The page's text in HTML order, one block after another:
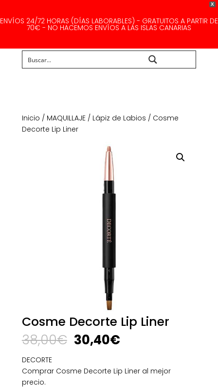
X
ENVÍOS 24/72 HORAS (DÍAS LABORABLES) - GRATUITOS A PARTIR DE
70€ - NO HACEMOS ENVÍOS A LAS ISLAS CANARIAS
Inicio / MAQUILLAJE/ Lápiz de Labios / Cosme
Decorte Lip Liner
Cosme Decorte Lip Liner
38,00€ El
precio
era:
30,40€El
es:
DECORTE
Comprar Cosme Decorte Lip Liner al mejor
precio.